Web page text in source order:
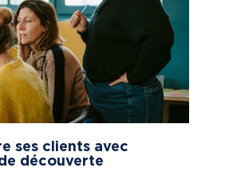
ses clients avec
découverte